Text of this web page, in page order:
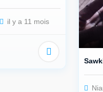
il y a 11 mois